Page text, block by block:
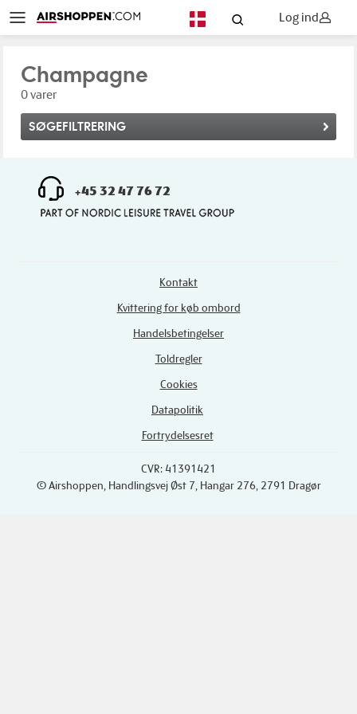
Log ind
Champagne
0 varer
SØGEFILTRERING
+45 32 47 76 72
Kontakt
Kvittering for køb ombord
Handelsbetingelser
Toldregler
Cookies
Datapolitik
Fortrydelsesret
CVR: 41391421
© Airshoppen , Handlingsvej Øst 7, Hangar 276, 2791 Dragør